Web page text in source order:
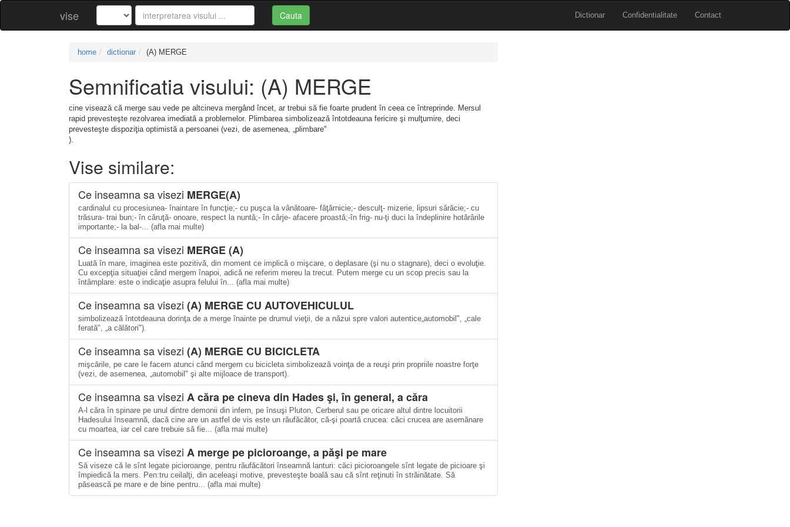
vise Dictionar Confidentialitate Contact
Cauta
home dictionar (A) MERGE
Semnificatia visului: (A) MERGE
cine visează că merge sau vede pe altcineva mergând încet, ar trebui să fie foarte prudent în ceea ce întreprinde. Mersul
rapid prevesteşte rezolvarea imediată a problemelor. Plimbarea simbolizează întotdeauna fericire şi mulţumire, deci
prevesteşte dispoziţia optimistă a persoanei (vezi, de asemenea, „plimbare"
).
Vise similare:
Ce inseamna sa visezi MERGE(A)
cardinalul cu procesiunea- înaintare în funcţie;- cu puşca la vânătoare- făţărnicie;- desculţ- mizerie, lipsuri sărăcie;- cu
trăsura- trai bun;- în căruţă- onoare, respect la nuntă;- în cârje- afacere proastă;-în frig- nu-ţi duci la îndeplinire hotărârile
importante;- la bal-... (afla mai multe)
Ce inseamna sa visezi MERGE (A)
Luată în mare, imaginea este pozitivă, din moment ce implică o mişcare, o deplasare (şi nu o stagnare), deci o evoluţie.
Cu excepţia situaţiei când mergem înapoi, adică ne referim mereu la trecut. Putem merge cu un scop precis sau la
întâmplare: este o indicaţie asupra felului în... (afla mai multe)
Ce inseamna sa visezi (A) MERGE CU AUTOVEHICULUL
simbolizează întotdeauna dorinţa de a merge înainte pe drumul vieţii, de a năzui spre valori autentice„automobil", „cale
ferată", „a călători").
Ce inseamna sa visezi (A) MERGE CU BICICLETA
mişcările, pe care Ie facem atunci când mergem cu bicicleta simbolizează voinţa de a reuşi prin propriile noastre forţe
(vezi, de asemenea, „automobil" şi alte mijloace de transport).
Ce inseamna sa visezi A căra pe cineva din Hades şi, în general, a căra
A-l căra în spinare pe unul dintre demonii din infern, pe însuşi Pluton, Cerberul sau pe oricare altul dintre locuitorii
Hadesului înseamnă, dacă cine are un astfel de vis este un răufăcător, că-şi poartă crucea: căci crucea are asemănare
cu moartea, iar cel care trebuie să fie... (afla mai multe)
Ce inseamna sa visezi A merge pe picioroange, a păşi pe mare
Să viseze că le sînt legate picioroange, pentru răufăcători înseamnă lanturi: căci picioroangele sînt legate de picioare şi
împiedică la mers. Pen:tru ceilalţi, din aceleaşi motive, prevesteşte boală sau că sînt reţi­nuti în străinătate. Să
păsească pe mare e de bine pentru... (afla mai multe)